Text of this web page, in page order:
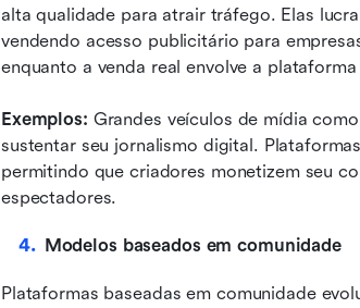
alta qualidade para atrair tráfego. Elas
vendendo acesso publicitário para
enquanto a venda real envolve a
Exemplos: Grandes veículos de mídia
sustentar seu jornalismo digital.
permitindo que criadores monetizem seu
espectadores.
Modelos baseados em comunidade
Plataformas baseadas em comunidade